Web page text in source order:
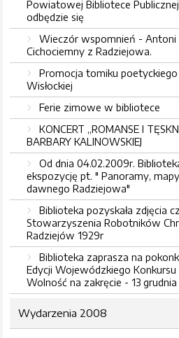
Powiatowej Bibliotece
odbędzie się
Wieczór wspomnień - Antoni
Cichociemny z Radziejowa.
Promocja tomiku poetyckiego
Wisłockiej
Ferie zimowe w bibliotece
KONCERT „ROMANSE I
BARBARY KALINOWSKIEJ
Od dnia 04.02.2009r.
ekspozycję pt. " Panoramy,
dawnego Radziejowa"
Biblioteka pozyskała zdjęcia
Stowarzyszenia Robotników
Radziejów 1929r
Biblioteka zaprasza na
Edycji Wojewódzkiego
Wolność na zakręcie - 13 grudnia
Wydarzenia 2008